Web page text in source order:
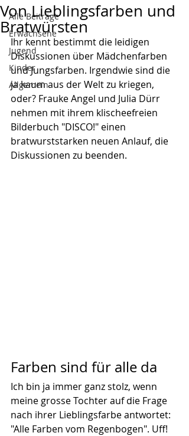
Alle Beiträge
Erwachsene
Jugend
Kinder
Allgemein
Von Lieblingsfarben und
Bratwürsten
Ihr kennt bestimmt die leidigen
Diskussionen über Mädchenfarben
und Jungsfarben. Irgendwie sind die
ja kaum aus der Welt zu kriegen,
oder? Frauke Angel und Julia Dürr
nehmen mit ihrem klischeefreien
Bilderbuch "DISCO!" einen
bratwurststarken neuen Anlauf, die
Diskussionen zu beenden.
Farben sind für alle da
Ich bin ja immer ganz stolz, wenn
meine grosse Tochter auf die Frage
nach ihrer Lieblingsfarbe antwortet:
"Alle Farben vom Regenbogen". Uff!